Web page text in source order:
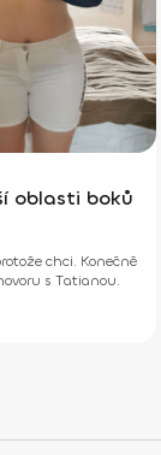
oblasti boků
chci. Konečně
s Tatianou.